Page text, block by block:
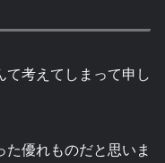
て考えてしまって申し
優れものだと思いま